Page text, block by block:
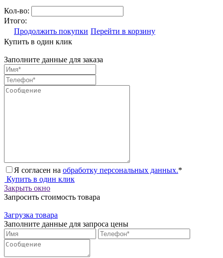
Кол-во:
Итого:
Продолжить покупки Перейти в корзину
Купить в один клик
Заполните данные для заказа
Я согласен на обработку персональных данных.*
Купить в один клик
Закрыть окно
Запросить стоимость товара
Загрузка товара
Заполните данные для запроса цены